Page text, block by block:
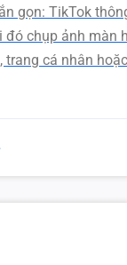
gọn: TikTok
đó chụp ảnh màn
trang cá nhân